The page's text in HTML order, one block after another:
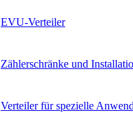
EVU-Verteiler
Zählerschränke und
Verteiler für spezielle